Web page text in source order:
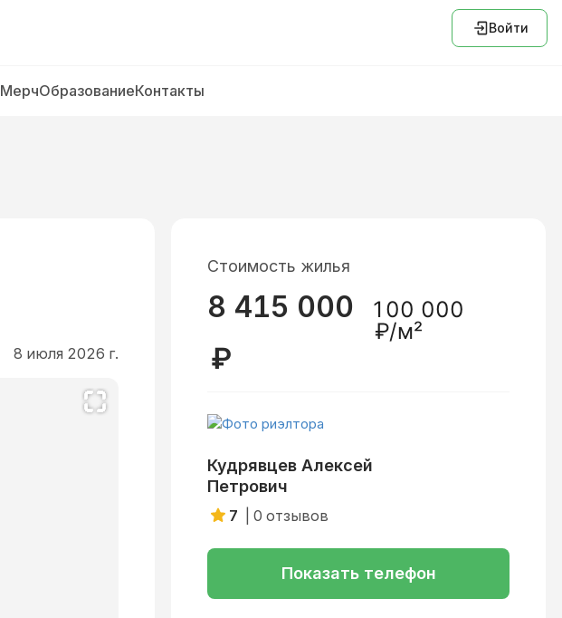
Войти
МерчОбразованиеКонтакты
8 июля 2026 г.
Стоимость жилья
8 415 000
₽
100 000
₽/м²
Кудрявцев Алексей
Петрович
7 0 отзывов
Показать телефон